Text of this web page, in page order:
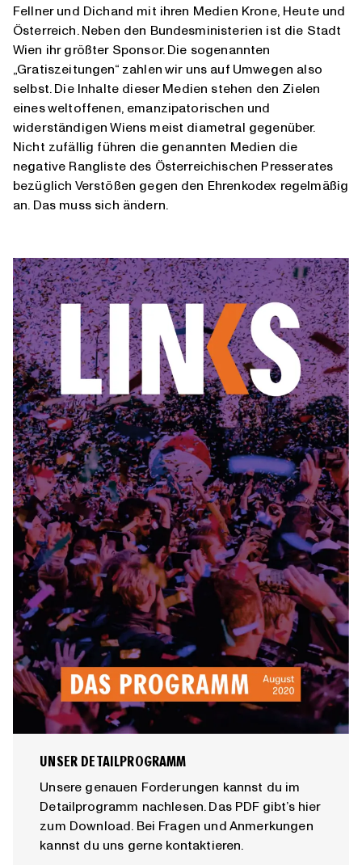
Fellner und Dichand mit ihren Medien Krone, Heute und
Österreich. Neben den Bundesministerien ist die Stadt
Wien ihr größter Sponsor. Die sogenannten
„Gratiszeitungen“ zahlen wir uns auf Umwegen also
selbst. Die Inhalte dieser Medien stehen den Zielen
eines weltoffenen, emanzipatorischen und
widerständigen Wiens meist diametral gegenüber.
Nicht zufällig führen die genannten Medien die
negative Rangliste des Österreichischen Presserates
bezüglich Verstößen gegen den Ehrenkodex regelmäßig
an. Das muss sich ändern.
UNSER DETAILPROGRAMM
Unsere genauen Forderungen kannst du im
Detailprogramm nachlesen. Das PDF gibt’s hier
zum Download. Bei Fragen und Anmerkungen
kannst du uns gerne kontaktieren.